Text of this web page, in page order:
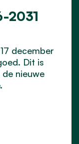
2031
december
Dit is
nieuwe